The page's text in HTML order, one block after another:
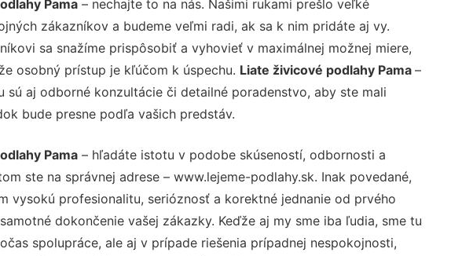
Pama– nechajte to na nás. Našimi rukami prešlo veľké
zákazníkov a budeme veľmi radi, ak sa k nim pridáte aj vy.
sa snažíme prispôsobiť a vyhovieť v maximálnej možnej miere,
osobný prístup je kľúčom k úspechu. Liate živicové podlahy Pama –
sú aj odborné konzultácie či detailné poradenstvo, aby ste mali
bude presne podľa vašich predstáv.
Pama– hľadáte istotu v podobe skúseností, odbornosti a
ste na správnej adrese – www.lejeme-podlahy.sk. Inak povedané,
vysokú profesionalitu, serióznosť a korektné jednanie od prvého
dokončenie vašej zákazky. Keďže aj my sme iba ľudia, sme tu
spolupráce, ale aj v prípade riešenia prípadnej nespokojnosti,